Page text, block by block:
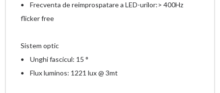
• Frecventa de reimprospatare a LED-urilor:> 400Hz
flicker free
Sistem optic
• Unghi fascicul: 15 °
• Flux luminos: 1221 lux @ 3mt